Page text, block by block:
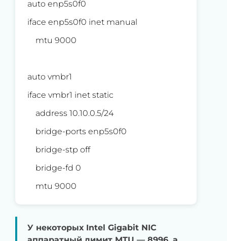
auto enp5s0f0
iface enp5s0f0 inet manual
mtu 9000
auto vmbr1
iface vmbr1 inet static
address 10.10.0.5/24
bridge-ports enp5s0f0
bridge-stp off
bridge-fd 0
mtu 9000
У некоторых Intel Gigabit NIC